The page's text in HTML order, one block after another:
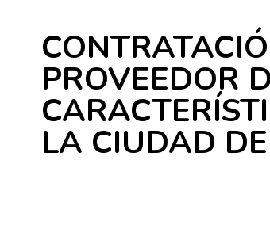
PROVEEDOR
LA CIUDAD